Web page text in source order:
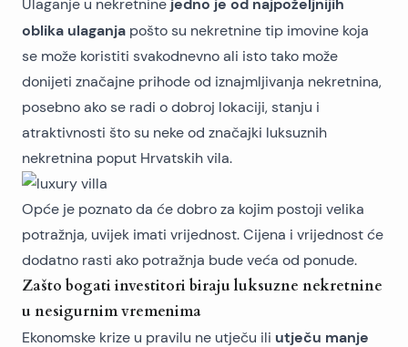
Ulaganje u nekretnine jedno je od najpoželjnijih
oblika ulaganja pošto su nekretnine tip imovine koja
se može koristiti svakodnevno ali isto tako može
donijeti značajne prihode od iznajmljivanja nekretnina,
posebno ako se radi o dobroj lokaciji, stanju i
atraktivnosti što su neke od značajki luksuznih
nekretnina poput Hrvatskih vila.
Opće je poznato da će dobro za kojim postoji velika
potražnja, uvijek imati vrijednost. Cijena i vrijednost će
dodatno rasti ako potražnja bude veća od ponude.
Zašto bogati investitori biraju luksuzne nekretnine
u nesigurnim vremenima
Ekonomske krize u pravilu ne utječu ili utječu manje